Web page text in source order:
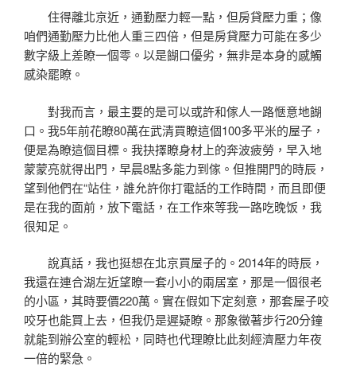
住得離北京近，通勤壓力輕一點，但房貸壓力重；像
咱們通勤壓力比他人重三四倍，但是房貸壓力可能在多少
數字級上差瞭一個零。以是餬口優劣，無非是本身的感觸
感染罷瞭。
對我而言，最主要的是可以或許和傢人一路愜意地餬
口。我5年前花瞭80萬在武清買瞭這個100多平米的屋子，
便是為瞭這個目標。我抉擇瞭身材上的奔波疲勞，早入地
蒙蒙亮就得出門，早晨8點多能力到傢。但推開門的時辰，
望到他們在“站住，誰允許你打電話的工作時間，而且即便
是在我的面前，放下電話，在工作來等我一路吃晚饭，我
很知足。
說真話，我也挺想在北京買屋子的。2014年的時辰，
我還在連合湖左近望瞭一套小小的兩居室，那是一個很老
的小區，其時要價220萬。實在假如下定刻意，那套屋子咬
咬牙也能買上去，但我仍是遲疑瞭。那象徵著步行20分鐘
就能到辦公室的輕松，同時也代理瞭比此刻經濟壓力年夜
一倍的緊急。